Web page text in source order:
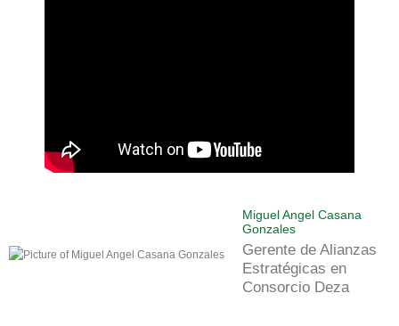
Miguel Angel Casana
Gonzales
Gerente de Alianzas
Estratégicas en
Consorcio Deza